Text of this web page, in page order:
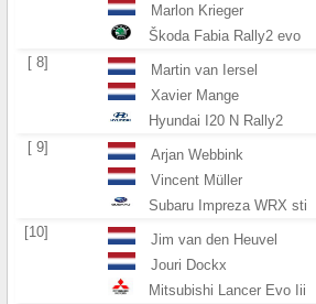
Marlon Krieger
Škoda Fabia Rally2 evo
[ 8]
Martin van Iersel
Xavier Mange
Hyundai I20 N Rally2
[ 9]
Arjan Webbink
Vincent Müller
Subaru Impreza WRX sti
[10]
Jim van den Heuvel
Jouri Dockx
Mitsubishi Lancer Evo Iii